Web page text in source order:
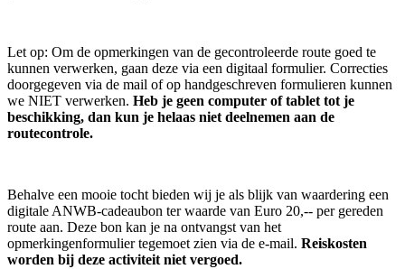
Let op: Om de opmerkingen van de gecontroleerde route goed te
kunnen verwerken, gaan deze via een digitaal formulier. Correcties
doorgegeven via de mail of op handgeschreven formulieren kunnen
we NIET verwerken. Heb je geen computer of tablet tot je
beschikking, dan kun je helaas niet deelnemen aan de
routecontrole.
Behalve een mooie tocht bieden wij je als blijk van waardering een
digitale ANWB-cadeaubon ter waarde van Euro 20,-- per gereden
route aan. Deze bon kan je na ontvangst van het
opmerkingenformulier tegemoet zien via de e-mail. Reiskosten
worden bij deze activiteit niet vergoed.